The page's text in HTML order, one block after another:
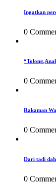
Ingatkan
0
0
Rakaman
0
Dari tadi
0